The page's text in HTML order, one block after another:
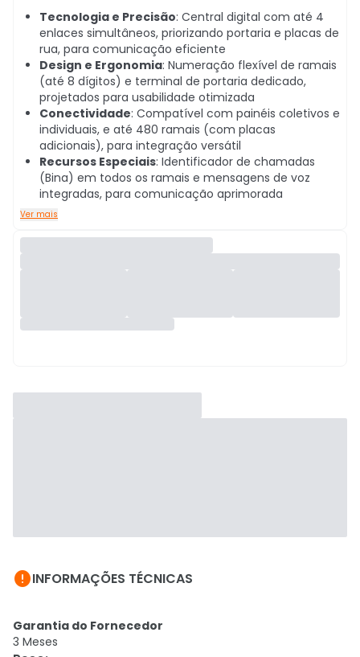
Tecnologia e Precisão: Central digital com até 4
enlaces simultâneos, priorizando portaria e placas de
rua, para comunicação eficiente
Design e Ergonomia: Numeração flexível de ramais
(até 8 dígitos) e terminal de portaria dedicado,
projetados para usabilidade otimizada
Conectividade: Compatível com painéis coletivos e
individuais, e até 480 ramais (com placas
adicionais), para integração versátil
Recursos Especiais: Identificador de chamadas
(Bina) em todos os ramais e mensagens de voz
integradas, para comunicação aprimorada
Ver mais
INFORMAÇÕES TÉCNICAS
Garantia do Fornecedor
3 Meses